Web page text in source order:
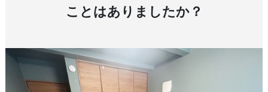
ことはありましたか？